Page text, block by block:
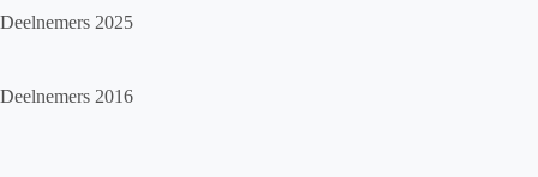
Deelnemers 2025
Deelnemers 2016